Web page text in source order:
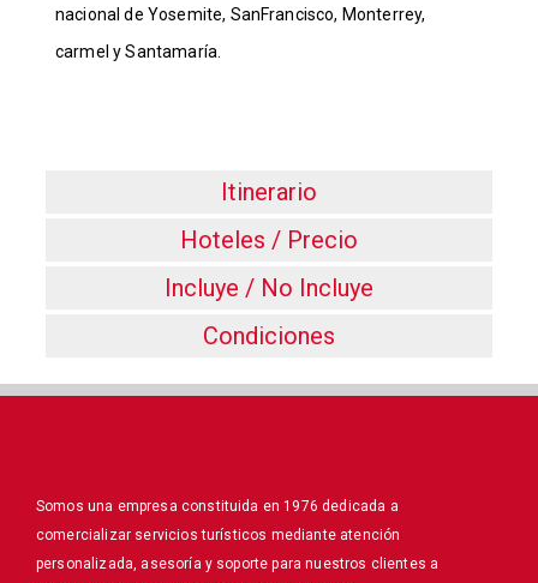
Itinerario
Hoteles / Precio
Incluye / No Incluye
Condiciones
nacional de Yosemite, SanFrancisco, Monterrey,
carmel y Santamaría.
Somos una empresa constituida en 1976 dedicada a
comercializar servicios turísticos mediante atención
personalizada, asesoría y soporte para nuestros clientes a